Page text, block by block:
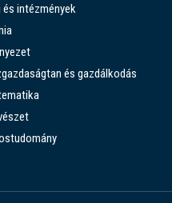
és intézmények
és gazdálkodás